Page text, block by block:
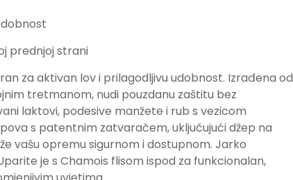
prednjoj strani
za aktivan lov i prilagodljivu udobnost. Izrađena od
tretmanom, nudi pouzdanu zaštitu bez
laktovi, podesive manžete i rub s vezicom
s ​​patentnim zatvaračem, uključujući džep na
vašu opremu sigurnom i dostupnom. Jarko
je s Chamois flisom ispod za funkcionalan,